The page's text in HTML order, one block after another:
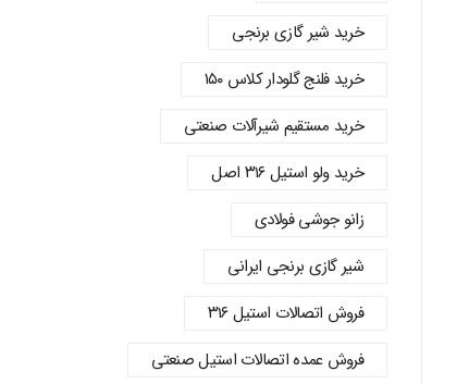
خرید شیر گازی برنجی
خرید فلنج گلودار کلاس ۱۵۰
خرید مستقیم شیرآلات صنعتی
خرید ولو استیل ۳۱۶ اصل
زانو جوشی فولادی
شیر گازی برنجی ایرانی
فروش اتصالات استیل ۳۱۶
فروش عمده اتصالات استیل صنعتی